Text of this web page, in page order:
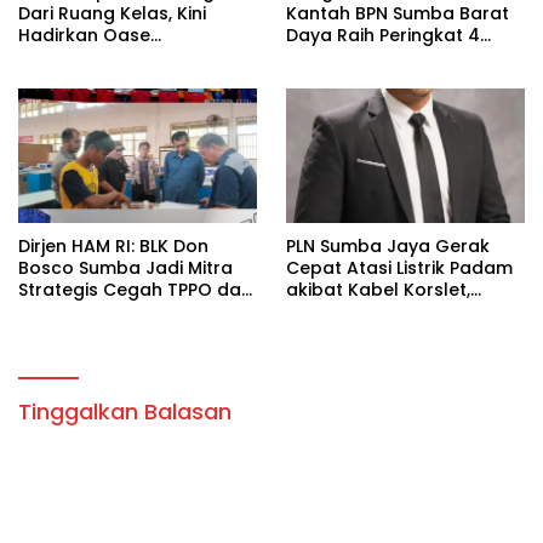
Dari Ruang Kelas, Kini
Hadirkan Oase
Kantah BPN Sumba Barat
Daya Raih Peringkat 4
Dirjen HAM RI: BLK Don
Bosco Sumba Jadi Mitra
Strategis Cegah TPPO dan
PLN Sumba Jaya Gerak
Cepat Atasi Listrik Padam
akibat Kabel Korslet,
Tinggalkan Balasan